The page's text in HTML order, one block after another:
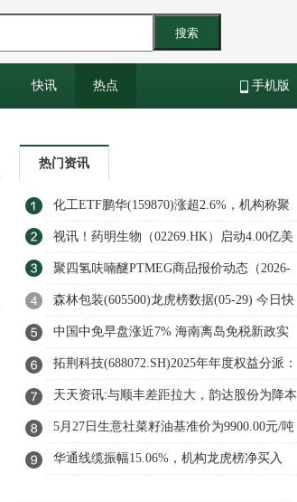
搜索
快讯 热点 手机版
热门资讯
化工ETF鹏华(159870)涨超2.6%，机构称聚
焦二季度业绩&涨价，重视底部配置机会
视讯！药明生物（02269.HK）启动4.00亿美
元股份回购计划
聚四氢呋喃醚PTMEG商品报价动态（2026-
05-30） 百事通
森林包装(605500)龙虎榜数据(05-29) 今日快
看
中国中免早盘涨近7% 海南离岛免税新政实
施半年购物金额增长22.60%_今日快讯
拓荆科技(688072.SH)2025年年度权益分派：
每股派利0.33元-快消息
天天资讯:与顺丰差距拉大，韵达股份为降本
三年减员超3000人，董事长年薪却超300万
元
5月27日生意社菜籽油基准价为9900.00元/吨
华通线缆振幅15.06%，机构龙虎榜净买入